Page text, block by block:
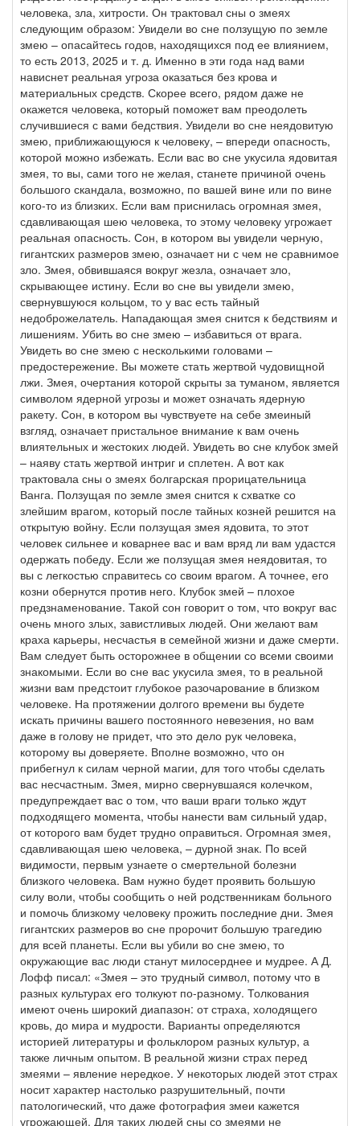
человека, зла, хитрости. Он трактовал сны о змеях
следующим образом: Увидели во сне ползущую по земле
змею – опасайтесь годов, находящихся под ее влиянием,
то есть 2013, 2025 и т. д. Именно в эти года над вами
нависнет реальная угроза оказаться без крова и
материальных средств. Скорее всего, рядом даже не
окажется человека, который поможет вам преодолеть
случившиеся с вами бедствия. Увидели во сне неядовитую
змею, приближающуюся к человеку, – впереди опасность,
которой можно избежать. Если вас во сне укусила ядовитая
змея, то вы, сами того не желая, станете причиной очень
большого скандала, возможно, по вашей вине или по вине
кого-то из близких. Если вам приснилась огромная змея,
сдавливающая шею человека, то этому человеку угрожает
реальная опасность. Сон, в котором вы увидели черную,
гигантских размеров змею, означает ни с чем не сравнимое
зло. Змея, обвившаяся вокруг жезла, означает зло,
скрывающее истину. Если во сне вы увидели змею,
свернувшуюся кольцом, то у вас есть тайный
недоброжелатель. Нападающая змея снится к бедствиям и
лишениям. Убить во сне змею – избавиться от врага.
Увидеть во сне змею с несколькими головами –
предостережение. Вы можете стать жертвой чудовищной
лжи. Змея, очертания которой скрыты за туманом, является
символом ядерной угрозы и может означать ядерную
ракету. Сон, в котором вы чувствуете на себе змеиный
взгляд, означает пристальное внимание к вам очень
влиятельных и жестоких людей. Увидеть во сне клубок змей
– наяву стать жертвой интриг и сплетен. А вот как
трактовала сны о змеях болгарская прорицательница
Ванга. Ползущая по земле змея снится к схватке со
злейшим врагом, который после тайных козней решится на
открытую войну. Если ползущая змея ядовита, то этот
человек сильнее и коварнее вас и вам вряд ли вам удастся
одержать победу. Если же ползущая змея неядовитая, то
вы с легкостью справитесь со своим врагом. А точнее, его
козни обернутся против него. Клубок змей – плохое
предзнаменование. Такой сон говорит о том, что вокруг вас
очень много злых, завистливых людей. Они желают вам
краха карьеры, несчастья в семейной жизни и даже смерти.
Вам следует быть осторожнее в общении со всеми своими
знакомыми. Если во сне вас укусила змея, то в реальной
жизни вам предстоит глубокое разочарование в близком
человеке. На протяжении долгого времени вы будете
искать причины вашего постоянного невезения, но вам
даже в голову не придет, что это дело рук человека,
которому вы доверяете. Вполне возможно, что он
прибегнул к силам черной магии, для того чтобы сделать
вас несчастным. Змея, мирно свернувшаяся колечком,
предупреждает вас о том, что ваши враги только ждут
подходящего момента, чтобы нанести вам сильный удар,
от которого вам будет трудно оправиться. Огромная змея,
сдавливающая шею человека, – дурной знак. По всей
видимости, первым узнаете о смертельной болезни
близкого человека. Вам нужно будет проявить большую
силу воли, чтобы сообщить о ней родственникам больного
и помочь близкому человеку прожить последние дни. Змея
гигантских размеров во сне пророчит большую трагедию
для всей планеты. Если вы убили во сне змею, то
окружающие вас люди станут милосерднее и мудрее. А Д.
Лофф писал: «Змея – это трудный символ, потому что в
разных культурах его толкуют по-разному. Толкования
имеют очень широкий диапазон: от страха, холодящего
кровь, до мира и мудрости. Варианты определяются
историей литературы и фольклором разных культур, а
также личным опытом. В реальной жизни страх перед
змеями – явление нередкое. У некоторых людей этот страх
носит характер настолько разрушительный, почти
патологический, что даже фотография змеи кажется
угрожающей. Для таких людей сны со змеями не